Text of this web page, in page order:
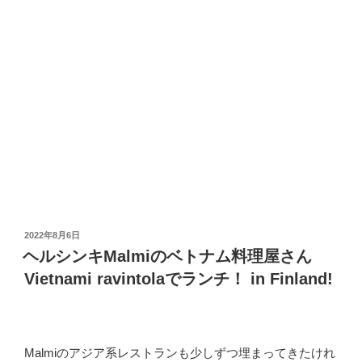
投
2022年8月6日
ヘルシンキMalmiのベトナム料理屋さん
Vietnami ravintolaでランチ！ in Finland!
Malmiのアジア系レストランも少しずつ埋まってきたけれ